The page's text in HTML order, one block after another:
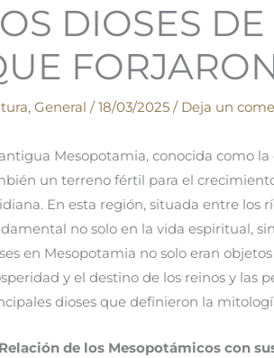
DIOSES
,General /18/03/2025/ Deja un
Mesopotamia, conocida como
un terreno fértil para el
En esta región, situada entre los
no solo en la vida espiritual,
en Mesopotamia no solo eran
y el destino de los reinos y las
dioses que definieron la
de los Mesopotámicos con